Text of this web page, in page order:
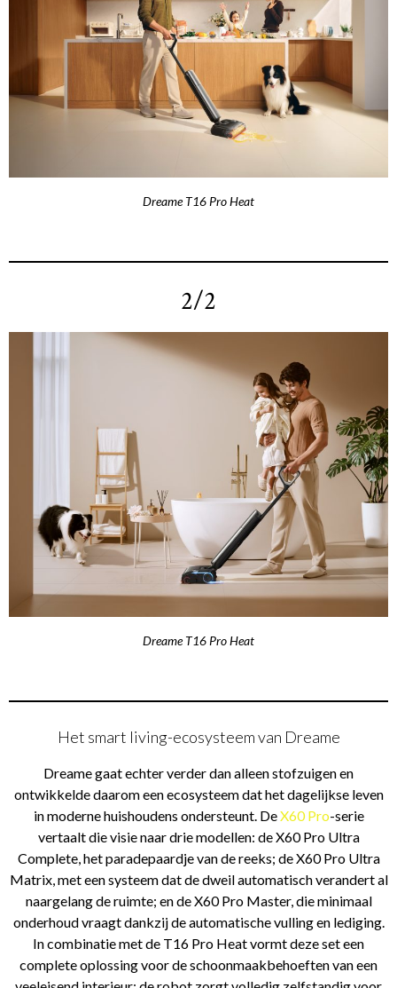
Dreame T16 Pro Heat
2/2
Dreame T16 Pro Heat
Het smart living-ecosysteem van Dreame
Dreame gaat echter verder dan alleen stofzuigen en
ontwikkelde daarom een ecosysteem dat het dagelijkse leven
in moderne huishoudens ondersteunt. DeX60 Pro-serie
vertaalt die visie naar drie modellen: de X60 Pro Ultra
Complete, het paradepaardje van de reeks; de X60 Pro Ultra
Matrix, met een systeem dat de dweil automatisch verandert al
naargelang de ruimte; en de X60 Pro Master, die minimaal
onderhoud vraagt dankzij de automatische vulling en lediging.
In combinatie met de T16 Pro Heat vormt deze set een
complete oplossing voor de schoonmaakbehoeften van een